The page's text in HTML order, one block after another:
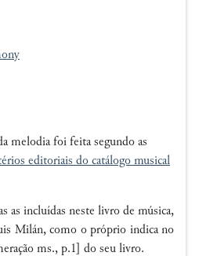
melodia foi feita segundo as
editoriais do catálogo musical
as incluídas neste livro de música,
Milán, como o próprio indica no
ms., p.1] do seu livro.